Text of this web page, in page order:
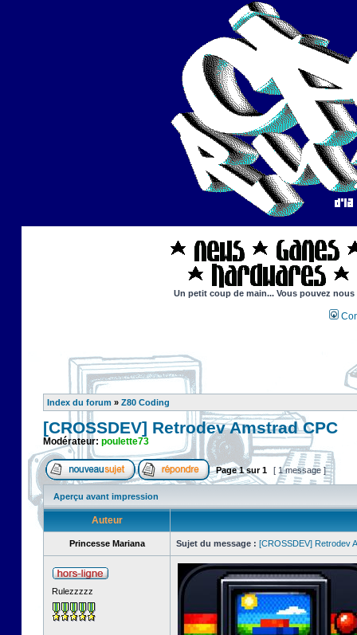
Un petit coup de main... Vous pouvez
Index du forum » Z80 Coding
[CROSSDEV] Retrodev Amstrad CPC
Modérateur: poulette73
Page1sur1 [ 1 message ]
Aperçu avant impression
Auteur
Princesse Mariana Sujet du message : [CROSSDEV] Retrodev
Rulezzzzz